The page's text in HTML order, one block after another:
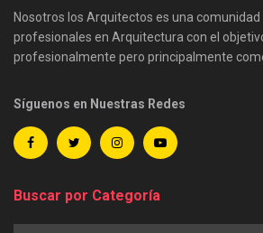
Nosotros los Arquitectos es una
profesionales en Arquitectura con el
profesionalmente pero principalmente
Síguenos en Nuestras Redes
Buscar por Categoría